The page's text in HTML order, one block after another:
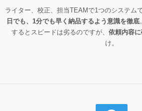
ライター、校正、担当TEAMで1つのシステム
日でも、1分でも早く納品するよう意識を徹底
するとスピードは劣るのですが、 依頼内容
け。